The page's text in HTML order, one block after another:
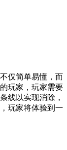
仅简单易懂，而
玩家，玩家需要
线以实现消除，
玩家将体验到一